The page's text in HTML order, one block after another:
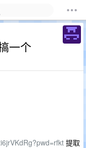
一个
提取